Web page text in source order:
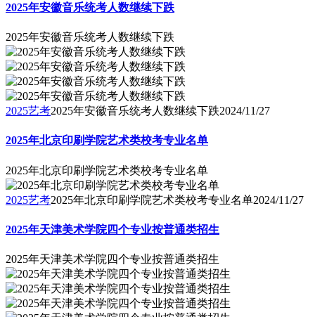
2025年安徽音乐统考人数继续下跌
2025年安徽音乐统考人数继续下跌
2025艺考2025年安徽音乐统考人数继续下跌2024/11/27
2025年北京印刷学院艺术类校考专业名单
2025年北京印刷学院艺术类校考专业名单
2025艺考2025年北京印刷学院艺术类校考专业名单2024/11/27
2025年天津美术学院四个专业按普通类招生
2025年天津美术学院四个专业按普通类招生